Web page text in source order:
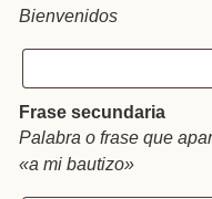
Bienvenidos
Frase secundaria
Palabra o frase que
«a mi bautizo»